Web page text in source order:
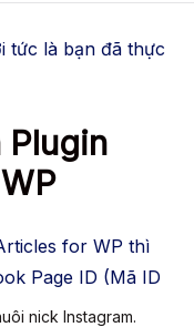
nick Instagram.
tức là bạn đã thực
Plugin
for WP thì
Page ID (Mã ID